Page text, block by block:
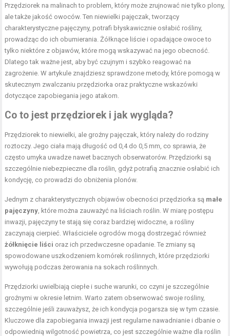
Przędziorek na malinach to problem, który może zrujnować nie tylko plony,
ale także jakość owoców. Ten niewielki pajęczak, tworzący
charakterystyczne pajęczyny, potrafi błyskawicznie osłabić rośliny,
prowadząc do ich obumierania. Żółknące liście i opadające owoce to
tylko niektóre z objawów, które mogą wskazywać na jego obecność.
Dlatego tak ważne jest, aby być czujnym i szybko reagować na
zagrożenie. W artykule znajdziesz sprawdzone metody, które pomogą w
skutecznym zwalczaniu przędziorka oraz praktyczne wskazówki
dotyczące zapobiegania jego atakom.
Co to jest przędziorek i jak wygląda?
Przędziorek to niewielki, ale groźny pajęczak, który należy do rodziny
roztoczy. Jego ciała mają długość od 0,4 do 0,5 mm, co sprawia, że
często umyka uwadze nawet bacznych obserwatorów. Przędziorki są
szczególnie niebezpieczne dla roślin, gdyż potrafią znacznie osłabić ich
kondycję, co prowadzi do obniżenia plonów.
Jednym z charakterystycznych objawów obecności przędziorka są małe
pajęczyny , które można zauważyć na liściach roślin. W miarę postępu
inwazji, pajęczyny te stają się coraz bardziej widoczne, a rośliny
zaczynają cierpieć. Właściciele ogrodów mogą dostrzegać również
żółknięcie liści oraz ich przedwczesne opadanie. Te zmiany są
spowodowane uszkodzeniem komórek roślinnych, które przędziorki
wywołują podczas żerowania na sokach roślinnych.
Przędziorki uwielbiają ciepłe i suche warunki, co czyni je szczególnie
groźnymi w okresie letnim. Warto zatem obserwować swoje rośliny,
szczególnie jeśli zauważysz, że ich kondycja pogarsza się w tym czasie.
Kluczowe dla zapobiegania inwazji jest regularne nawadnianie i dbanie o
odpowiednią wilgotność powietrza, co jest szczególnie ważne dla roślin